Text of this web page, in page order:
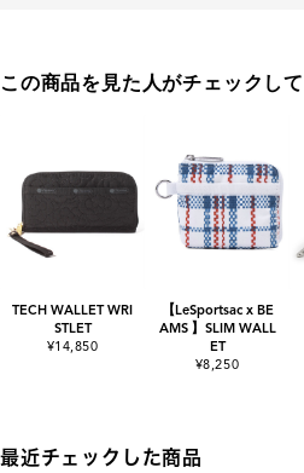
この商品を見た人がチェックし
TECH WALLET WRI
STLET
¥14,850
【LeSportsac x BE
AMS 】SLIM WALL
ET
¥8,250
最近チェックした商品